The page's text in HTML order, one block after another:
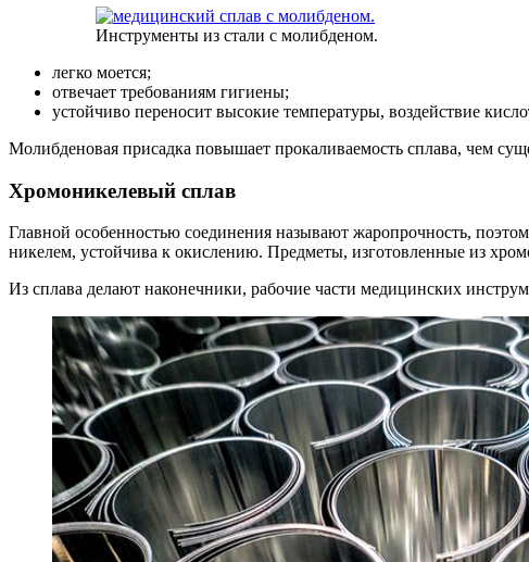
Инструменты из стали с молибденом.
легко моется;
отвечает требованиям гигиены;
устойчиво переносит высокие температуры, воздействие
Молибденовая присадка повышает прокаливаемость сплава, чем
Хромоникелевый сплав
Главной особенностью соединения называют жаропрочность,
никелем, устойчива к окислению. Предметы, изготовленные из
Из сплава делают наконечники, рабочие части медицинских